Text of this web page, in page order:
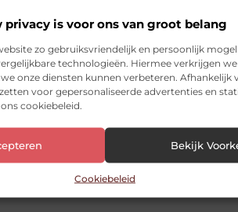
privacy is voor ons van groot belang
zo gebruiksvriendelijk en persoonlijk
technologieën. Hiermee verkrijgen
onze diensten kunnen verbeteren. Afhankelijk
voor gepersonaliseerde advertenties en
cookiebeleid.
Bekijk
Cookiebeleid
familie en kinderen?
glamping?